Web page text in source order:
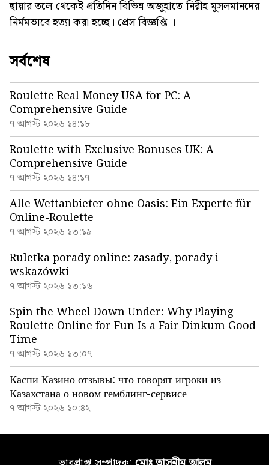
ছায়ার তলে থেকেই প্রতিদিন বিভিন্ন অজুহাতে নিরীহ মুসলমানদের
নির্মমভাবে হত্যা করা হচ্ছে। প্রেস বিজ্ঞপ্তি ।
সর্বশেষ
Roulette Real Money USA for PC: A
Comprehensive Guide
৭ আগস্ট ২০২৬ ১৪:১৮
Roulette with Exclusive Bonuses UK: A
Comprehensive Guide
৭ আগস্ট ২০২৬ ১৪:১৭
Alle Wettanbieter ohne Oasis: Ein Experte für
Online-Roulette
৭ আগস্ট ২০২৬ ১৩:১৯
Ruletka porady online: zasady, porady i
wskazówki
৭ আগস্ট ২০২৬ ১৩:১৬
Spin the Wheel Down Under: Why Playing
Roulette Online for Fun Is a Fair Dinkum Good
Time
৭ আগস্ট ২০২৬ ১৩:০৭
Каспи Казино отзывы: что говорят игроки из
Казахстана о новом гемблинг-сервисе
৭ আগস্ট ২০২৬ ১০:৪২